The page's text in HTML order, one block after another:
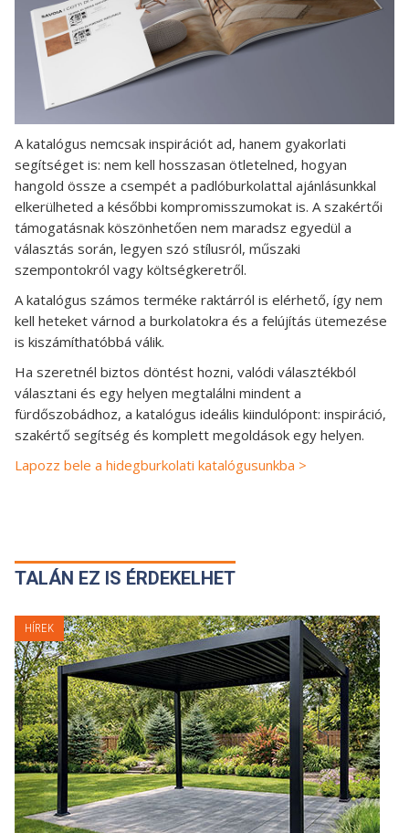
A katalógus nemcsak inspirációt ad, hanem gyakorlati
segítséget is: nem kell hosszasan ötletelned, hogyan
hangold össze a csempét a padlóburkolattal ajánlásunkkal
elkerülheted a későbbi kompromisszumokat is. A szakértői
támogatásnak köszönhetően nem maradsz egyedül a
választás során, legyen szó stílusról, műszaki
szempontokról vagy költségkeretről.
A katalógus számos terméke raktárról is elérhető, így nem
kell heteket várnod a burkolatokra és a felújítás ütemezése
is kiszámíthatóbbá válik.
Ha szeretnél biztos döntést hozni, valódi választékból
választani és egy helyen megtalálni mindent a
fürdőszobádhoz, a katalógus ideális kiindulópont: inspiráció,
szakértő segítség és komplett megoldások egy helyen.
Lapozz bele a hidegburkolati katalógusunkba >
TALÁN EZ IS ÉRDEKELHET
HÍREK